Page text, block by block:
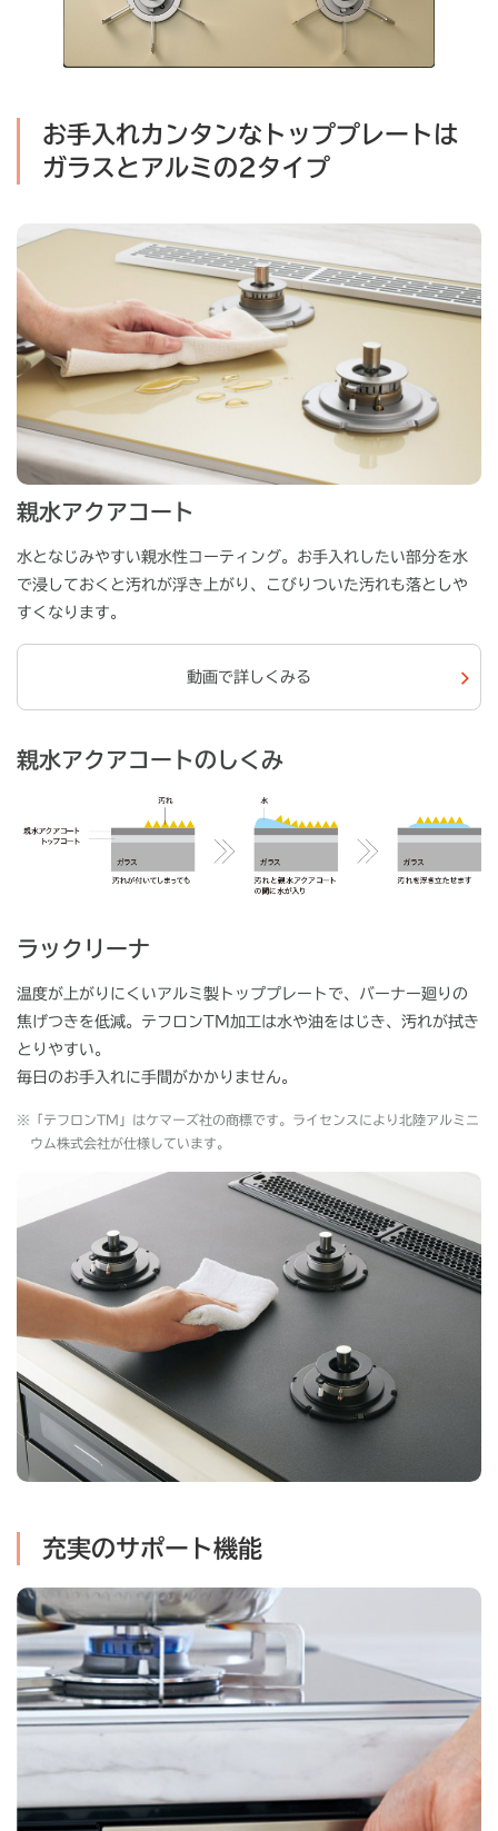
お手入れカンタンなトッププレートは
ガラスとアルミの2タイプ
親水アクアコート
水となじみやすい親水性コーティング。お手入れしたい部分を水
で浸しておくと汚れが浮き上がり、こびりついた汚れも落としや
すくなります。
動画で詳しくみる
親水アクアコートのしくみ
ラックリーナ
温度が上がりにくいアルミ製トッププレートで、バーナー廻りの
焦げつきを低減。テフロンTM加工は水や油をはじき、汚れが拭き
とりやすい。
毎日のお手入れに手間がかかりません。
※ 「テフロンTM」はケマーズ社の商標です。ライセンスにより北陸アルミニ
ウム株式会社が仕様しています。
充実のサポート機能